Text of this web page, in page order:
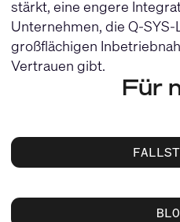
stärkt, eine engere
Unternehmen, die Q-
großflächigen
Vertrauen gibt.
Für